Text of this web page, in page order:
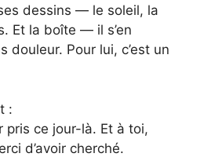
dessins — le soleil, la
Et la boîte — il s’en
douleur. Pour lui, c’est un
:
pris ce jour-là. Et à toi,
d’avoir cherché.